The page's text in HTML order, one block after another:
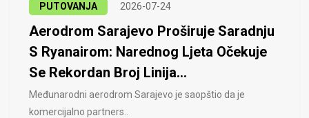
PUTOVANJA 2026-07-24
Aerodrom Sarajevo Proširuje Saradnju
S Ryanairom: Narednog Ljeta Očekuje
Se Rekordan Broj Linija...
Međunarodni aerodrom Sarajevo je saopštio da je
komercijalno partners..